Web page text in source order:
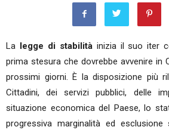
La legge di stabilitàinizia il suo iter
prima stesura che dovrebbe avvenire in
prossimi giorni. È la disposizione più
Cittadini, dei servizi pubblici, delle
situazione economica del Paese, lo
progressiva marginalità ed